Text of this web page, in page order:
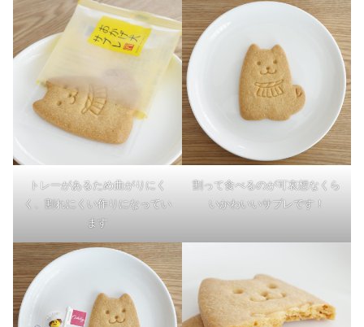
トレーがあるため曲がりにく
く、割れにくい作りになってい
ます
割って食べるのが可哀想なくら
いかわいいサブレです！